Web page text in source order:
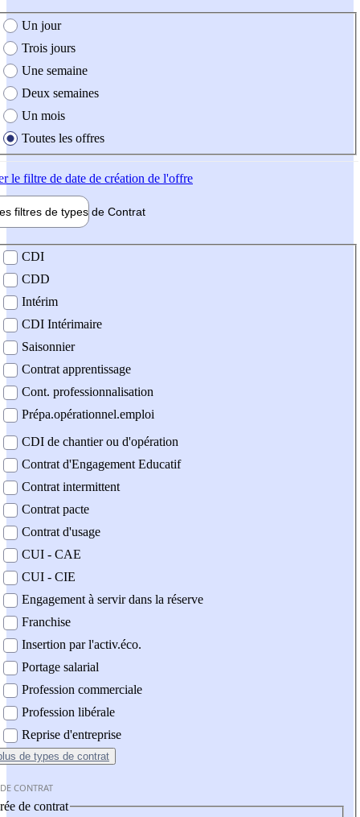
création de l'offre
Un jour
Trois jours
Une semaine
Deux semaines
Un mois
Toutes les offres
le filtre de date de création de l'offre
filtres de types de Contrat
contrat
CDI
CDD
Intérim
CDI Intérimaire
Saisonnier
Contrat apprentissage
Cont. professionnalisation
Prépa.opérationnel.emploi
CDI de chantier ou d'opération
Contrat d'Engagement Educatif
Contrat intermittent
Contrat pacte
Contrat d'usage
CUI - CAE
CUI - CIE
Engagement à servir dans la réserve
Franchise
Insertion par l'activ.éco.
Portage salarial
Profession commerciale
Profession libérale
Reprise d'entreprise
de types de contrat
CONTRAT
de contrat